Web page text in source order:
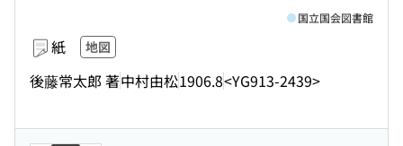
紙 地図
後藤常太郎 著中村由松1906.8<YG913-2439>
国立国会図書館